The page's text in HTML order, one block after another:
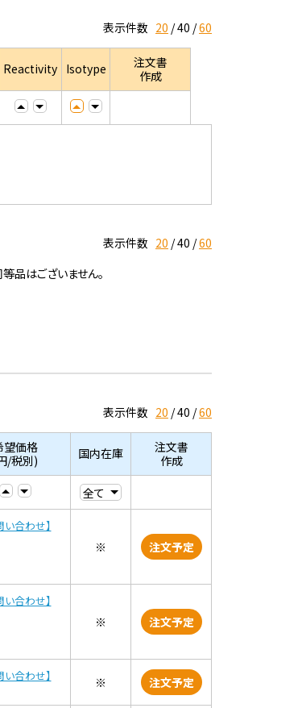
表示件数 20 40 60
Reactivity Isotype
注文書
作成
表示件数 20 40 60
品はございません。
表示件数 20 40 60
望価格
/税別)
国内在庫
注文書
作成
い合わせ】
※ 注文予定
い合わせ】
※ 注文予定
い合わせ】 ※ 注文予定